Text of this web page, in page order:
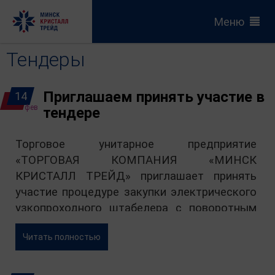
Меню
Тендеры
14
фев
Приглашаем принять участие в
тендере
Торговое унитарное предприятие
«ТОРГОВАЯ КОМПАНИЯ «МИНСК
КРИСТАЛЛ ТРЕЙД» приглашает принять
участие процедуре закупки электрического
узкопроходного штабелера c поворотным
механизмом трехсторонней обработки груза
для оптового склада «Колядичи» № 2025-
Читать полностью